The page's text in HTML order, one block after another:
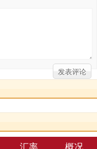
汇率 概况